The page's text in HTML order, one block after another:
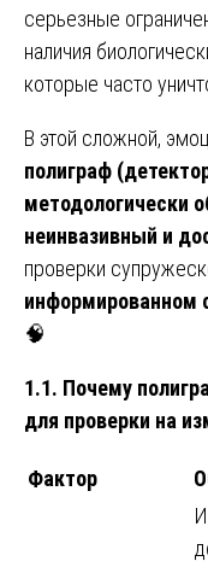
серьезные
наличия
которые часто
В этой сложной,
полиграф
методологически
неинвазивный и
проверки
информированном
🧠
1.1. Почему
для проверки на
Фактор